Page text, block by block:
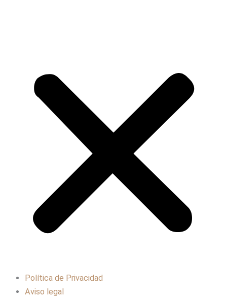
Política de Privacidad
Aviso legal